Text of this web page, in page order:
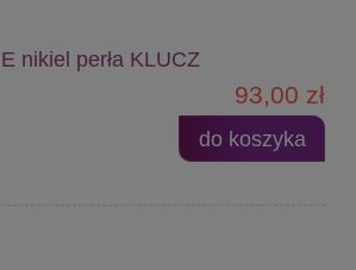
nikiel perła KLUCZ
93,00 zł
do koszyka